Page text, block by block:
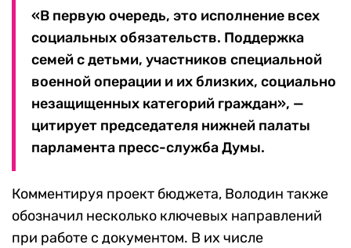
«В первую очередь, это исполнение всех
социальных обязательств. Поддержка
семей с детьми, участников специальной
военной операции и их близких, социально
незащищенных категорий граждан», —
цитирует председателя нижней палаты
парламента пресс-служба Думы.
Комментируя проект бюджета, Володин также
обозначил несколько ключевых направлений
при работе с документом. В их числе